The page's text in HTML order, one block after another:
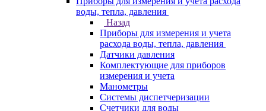
воды, тепла, давления
Назад
Приборы для измерения и учета
расхода воды, тепла, давления
Датчики давления
Комплектующие для приборов
измерения и учета
Манометры
Системы диспетчеризации
Счетчики для воды